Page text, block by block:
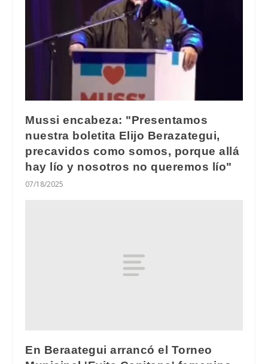
Mussi encabeza: "Presentamos
nuestra boletita Elijo Berazategui,
precavidos como somos, porque allá
hay lío y nosotros no queremos lío"
07/18/2025
En Beraategui arrancó el Torneo